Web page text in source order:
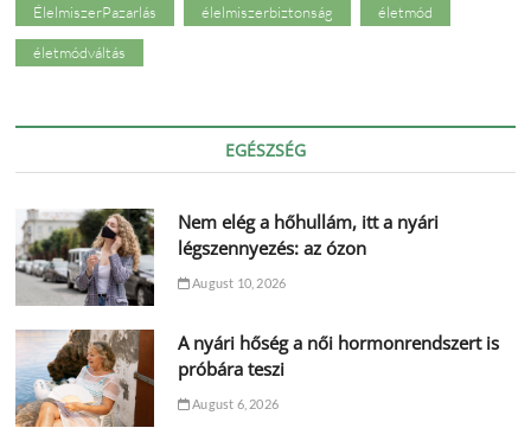
ÉlelmiszerPazarlás élelmiszerbiztonság életmód
életmódváltás
EGÉSZSÉG
Nem elég a hőhullám, itt a nyári
légszennyezés: az ózon
August 10, 2026
A nyári hőség a női hormonrendszert is
próbára teszi
August 6, 2026